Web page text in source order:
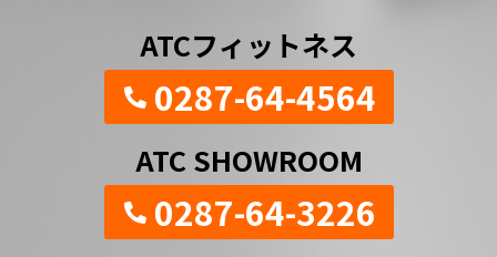
ATCフィットネス
0287-64-4564
ATC SHOWROOM
0287-64-3226